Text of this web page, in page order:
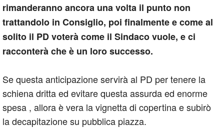
rimanderanno ancora una volta il punto non
trattandolo in Consiglio, poi finalmente e come al
solito il PD voterà come il Sindaco vuole, e ci
racconterà che è un loro successo.
Se questa anticipazione servirà al PD per tenere la
schiena dritta ed evitare questa assurda ed enorme
spesa , allora è vera la vignetta di copertina e subirò
la decapitazione su pubblica piazza.